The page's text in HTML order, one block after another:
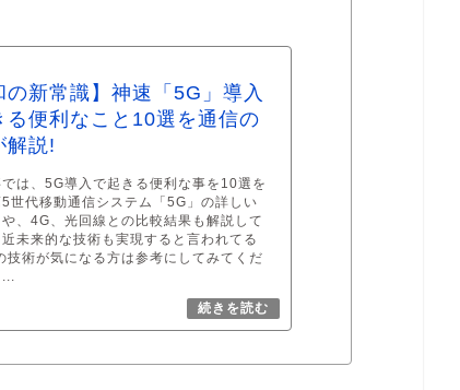
の新常識】神速「5G」導入
る便利なこと10選を通信の
解説!
は、5G導入で起きる便利な事を10選を
世代移動通信システム「5G」の詳しい
、4G、光回線との比較結果も解説して
未来的な技術も実現すると言われてる
技術が気になる方は参考にしてみてくだ
...